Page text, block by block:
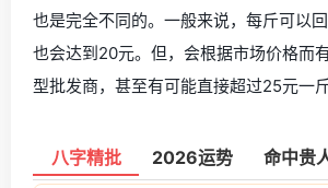
也是完全不同的。一般来说，每斤可以
也会达到20元。但，会根据市场价格而
型批发商，甚至有可能直接超过25元一斤
八字精批 2026运势 命中贵